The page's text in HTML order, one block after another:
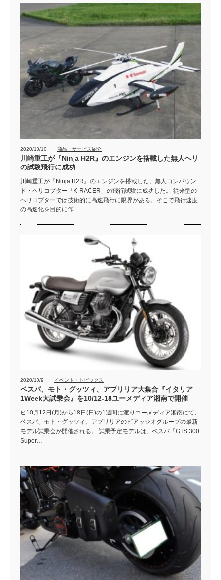
2020/10/10 商品・サービス紹介
川崎重工が『Ninja H2R』のエンジンを搭載した無人ヘリ
の試験飛行に成功
川崎重工が『Ninja H2R』のエンジンを搭載した、無人コンパウン
ド・ヘリコプター「K-RACER」の飛行試験に成功した。 従来型の
ヘリコプターでは技術的に高速飛行に限界がある。そこで飛行速度
の高速化を目的に作…
2020/10/9 イベント・トピックス
ベスパ、モト・グッツィ、アプリリア大集合『イタリア
1Week大試乗会』を10/12-18ユーメディア湘南で開催
ピ10月12日(月)から18日(日)の1週間に渡りユーメディア湘南にて、
ベスパ、モト・グッツィ、アプリリアのピアッジオグループの最新
モデル試乗会が開催される。 試乗予定モデルは、ベスパ「GTS 300
Super…